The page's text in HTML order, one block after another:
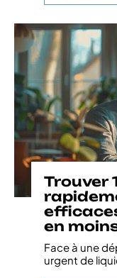
Trouver
en
Face à une
urgent de